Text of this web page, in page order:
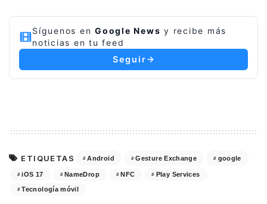
Síguenos en Google News y recibe más
noticias en tu feed
Seguir
ETIQUETAS Android Gesture Exchange google
iOS 17 NameDrop NFC Play Services
Tecnología móvil